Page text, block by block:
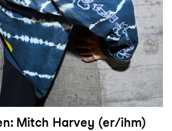
Mitch Harvey (er/ihm)